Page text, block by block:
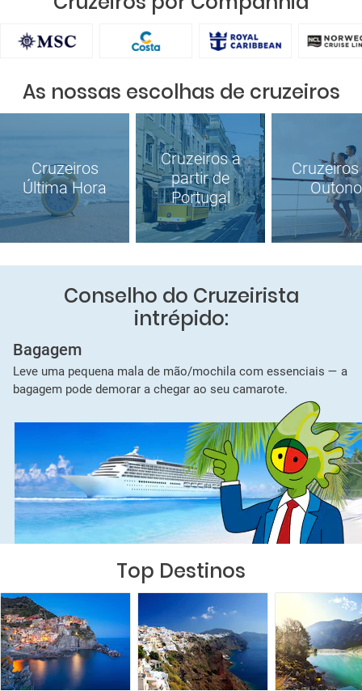
As nossas escolhas de cruzeiros
Cruzeiros
Última Hora
Cruzeiros a
partir de
Portugal
Outono
Conselho do Cruzeirista
intrépido:
Bagagem
Leve uma pequena mala de mão/mochila com essenciais — a
bagagem pode demorar a chegar ao seu camarote.
Top Destinos